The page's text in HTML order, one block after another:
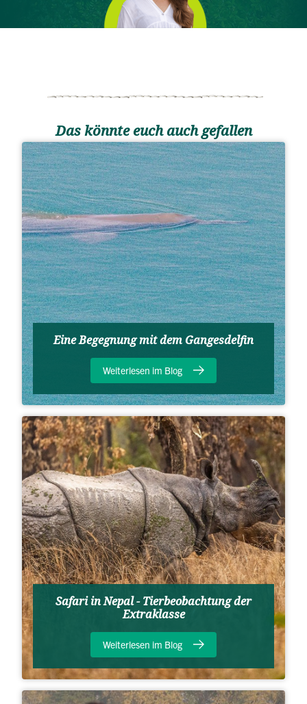
Das könnte euch auch gefallen
Eine Begegnung mit dem Gangesdelfin
Weiterlesen im Blog
Safari in Nepal - Tierbeobachtung der
Extraklasse
Weiterlesen im Blog